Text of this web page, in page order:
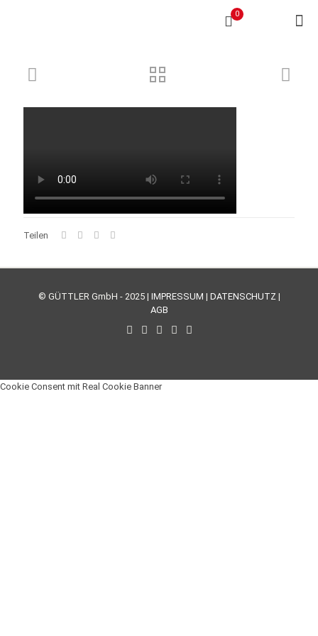
0
Teilen
© GÜTTLER GmbH - 2025 | IMPRESSUM | DATENSCHUTZ|
AGB
Cookie Consent mit Real Cookie Banner